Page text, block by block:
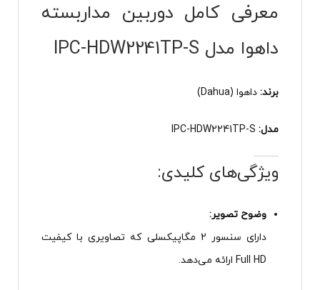
معرفی کامل دوربین مداربسته
داهوا مدل IPC-HDW2241TP-S
برند: داهوا (Dahua)
مدل:
ویژگی‌های کلیدی:
وضوح تصویر:
دارای سنسور 2 مگاپیکسلی که تصاویری با کیفیت
Full HD ارائه می‌دهد.